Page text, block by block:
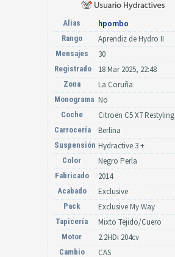
Alias hpombo
Rango Aprendiz de Hydro II
Mensajes 30
Registrado 18 Mar 2025, 22:48
Zona La Coruña
Monograma No
Coche Citroën C5 X7 Restyling
Carrocería Berlina
Suspensión Hydractive 3 +
Color Negro Perla
Fabricado 2014
Acabado Exclusive
Pack Exclusive My Way
Tapicería Mixto Tejido/Cuero
Motor 2.2HDi 204cv
Cambio CAS